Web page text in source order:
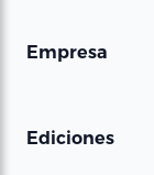
Empresa
Ediciones